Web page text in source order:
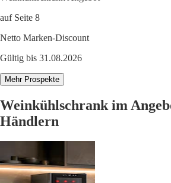
auf Seite 8
Netto Marken-Discount
Gültig bis 31.08.2026
Mehr Prospekte
Weinkühlschrank im
Händlern